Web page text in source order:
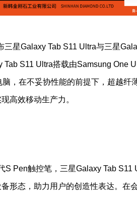
三星Galaxy Tab S11 Ultra与三星
S11 Ultra搭载由Samsung One
，在不妥协性能的前提下，超越纤
高效移动生产力。
S Pen触控笔，三星Galaxy Tab
形态，助力用户的创造性表达。在